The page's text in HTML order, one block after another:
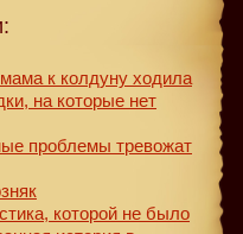
к колдуну ходила
на которые нет
проблемы тревожат
которой не было